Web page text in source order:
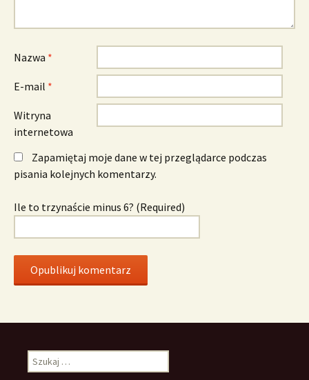
Nazwa *
E-mail *
Witryna
internetowa
Zapamiętaj moje dane w tej przeglądarce podczas
pisania kolejnych komentarzy.
Ile to trzynaście minus 6? (Required)
Szukaj: